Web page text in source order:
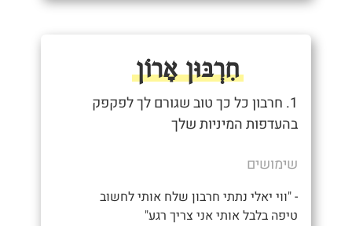
חִרְבּוּן אָרוֹן
1. חרבון כל כך טוב שגורם לך לפקפק
בהעדפות המיניות שלך
שימושים
- "ווי יאלי נתתי חרבון שלח אותי לחשוב
טיפה בלבל אותי אני צריך רגע"